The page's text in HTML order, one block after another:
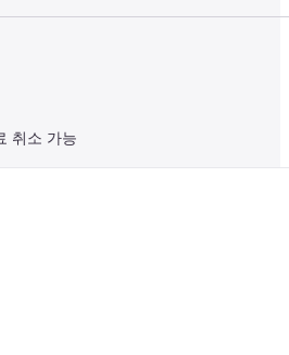
사쿠사 뷰 호텔까지 정기 리무진 버스가
에서 도보로 2분 거리에 있는 이 호텔은
취소 가능